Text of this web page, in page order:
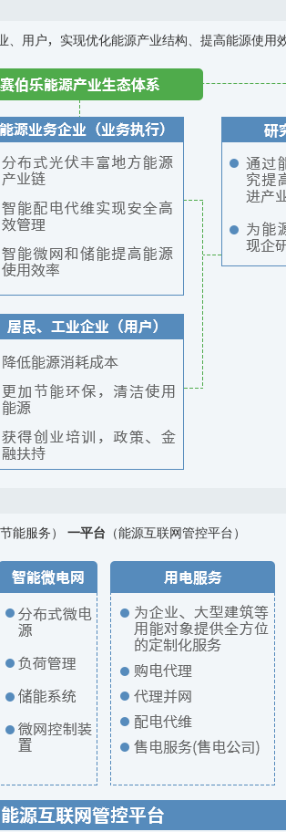
用户，实现优化能源产业结构、提高能源使用
能服务） 一平台 （能源互联网管控平台）